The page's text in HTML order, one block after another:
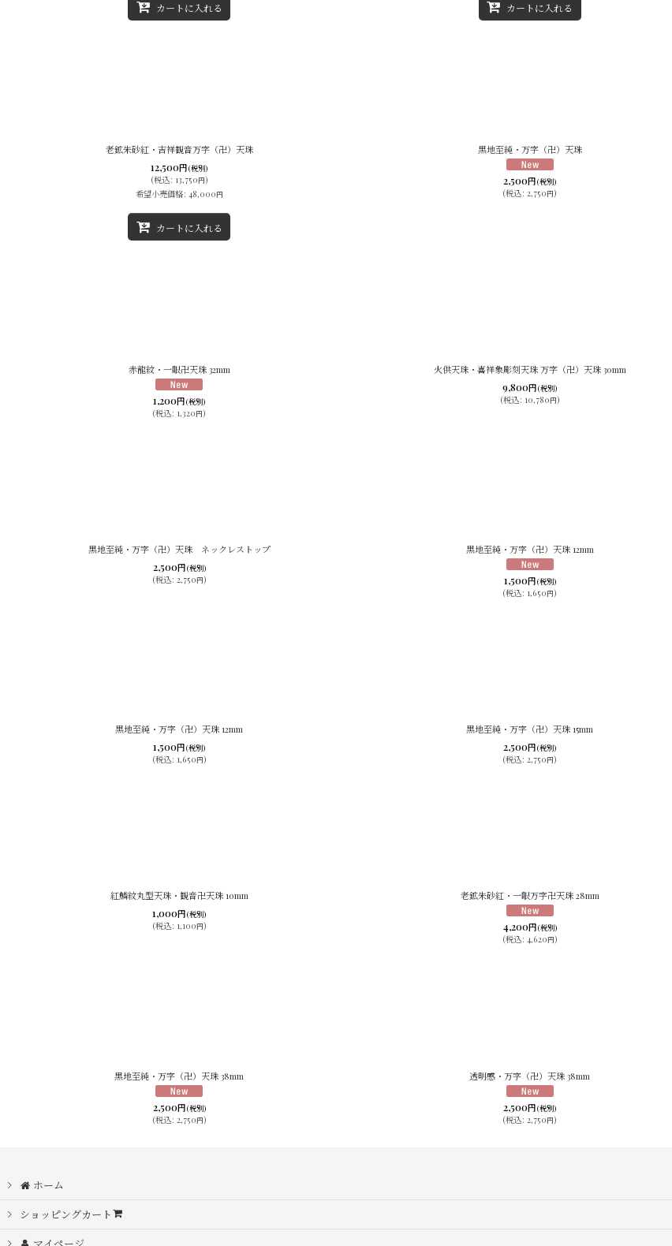
カートに入れる カートに入れる
老鉱朱砂紅・吉祥観音万字（卍）天珠
12,500円(税別)
(税込: 13,750円)
希望小売価格: 48,000円
カートに入れる
黒地至純・万字（卍）天珠
2,500円 (税別)
(税込: 2,750円)
赤龍紋・一眼卍天珠 32mm
1,200円(税別)
(税込: 1,320円)
火供天珠・喜祥象彫刻天珠 万字（卍）天珠 30mm
9,800円 (税別)
(税込: 10,780円)
黒地至純・万字（卍）天珠 ネックレストップ
2,500円(税別)
(税込: 2,750円)
黒地至純・万字（卍）天珠 12mm
1,500円(税別)
(税込: 1,650円)
黒地至純・万字（卍）天珠 12mm
1,500円(税別)
(税込: 1,650円)
黒地至純・万字（卍）天珠 15mm
2,500円 (税別)
(税込: 2,750円)
紅鱗紋丸型天珠・観音卍天珠 10mm
1,000円(税別)
(税込: 1,100円)
老鉱朱砂紅・一眼万字卍天珠 28mm
4,200円(税別)
(税込: 4,620円)
黒地至純・万字（卍）天珠 38mm
2,500円(税別)
(税込: 2,750円)
透明感・万字（卍）天珠 38mm
2,500円 (税別)
(税込: 2,750円)
ホーム
ショッピングカート
マイページ